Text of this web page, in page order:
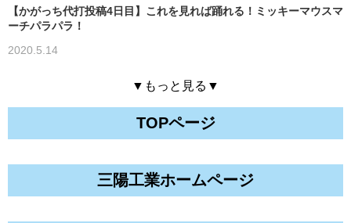
【かがっち代打投稿4日目】これを見れば踊れる！ミッキーマウスマ
ーチパラパラ！
2020.5.14
▼もっと見る▼
TOPページ
三陽工業ホームページ